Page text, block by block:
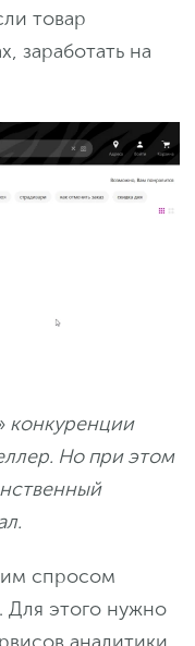
товар
заработать на
конкуренции
Но при этом
спросом
Для этого нужно